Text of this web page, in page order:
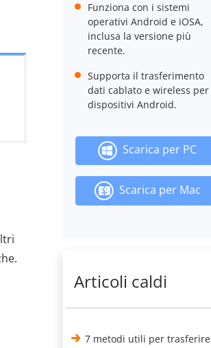
Funziona con i sistemi
operativi Android e iOSA,
inclusa la versione più
recente.
Supporta il trasferimento
dati cablato e wireless per
dispositivi Android.
Scarica per PC
Scarica per Mac
Articoli caldi
7 metodi utili per trasferire